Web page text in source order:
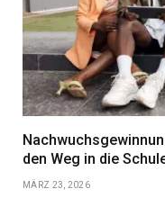
den Weg in die
MÄRZ 23, 2026